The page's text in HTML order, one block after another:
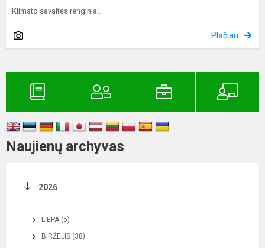
Klimato savaitės renginiai.
Plačiau
Naujienų archyvas
2026
LIEPA (5)
BIRŽELIS (38)